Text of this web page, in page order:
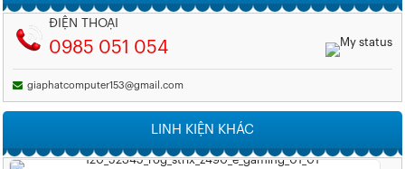
ĐIỆN THOẠI
0985 051 054
giaphatcomputer153@gmail.com
LINH KIỆN KHÁC